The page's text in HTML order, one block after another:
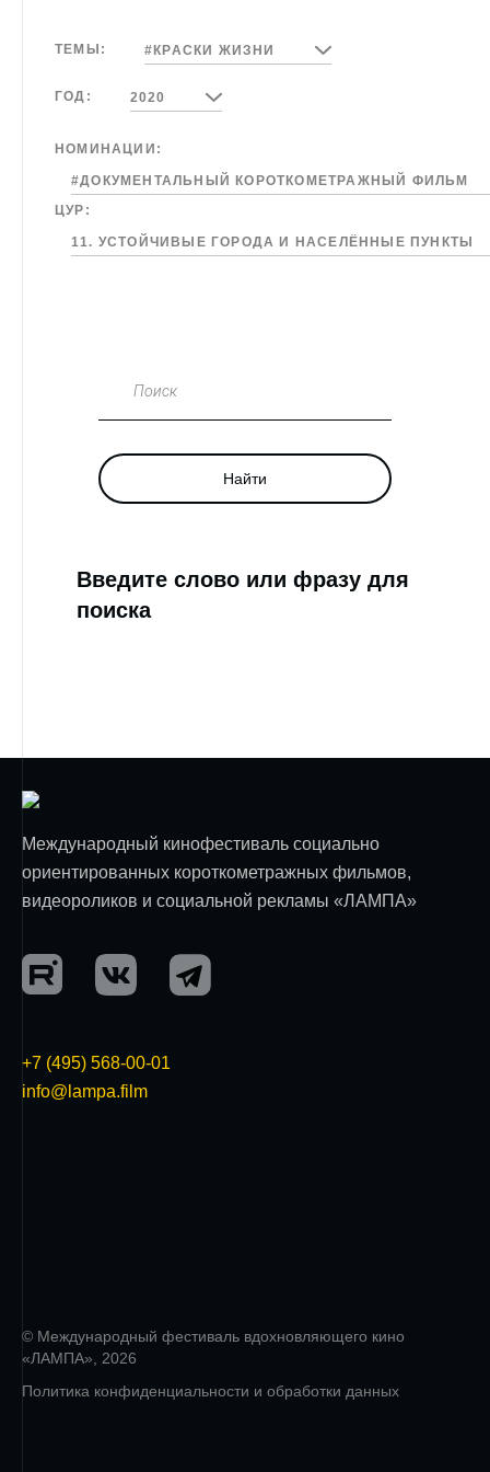
ТЕМЫ: #КРАСКИ ЖИЗНИ
ГОД: 2020
НОМИНАЦИИ:
#ДОКУМЕНТАЛЬНЫЙ КОРОТКОМЕТРАЖНЫЙ ФИЛЬМ
ЦУР:
11. УСТОЙЧИВЫЕ ГОРОДА И НАСЕЛЁННЫЕ ПУНКТЫ
Поиск
Найти
Введите слово или фразу для
поиска
Международный кинофестиваль социально
ориентированных короткометражных фильмов,
видеороликов и социальной рекламы «ЛАМПА»
+7 (495) 568-00-01
info@lampa.film
© Международный фестиваль вдохновляющего кино
«ЛАМПА», 2026
Политика конфиденциальности и обработки данных